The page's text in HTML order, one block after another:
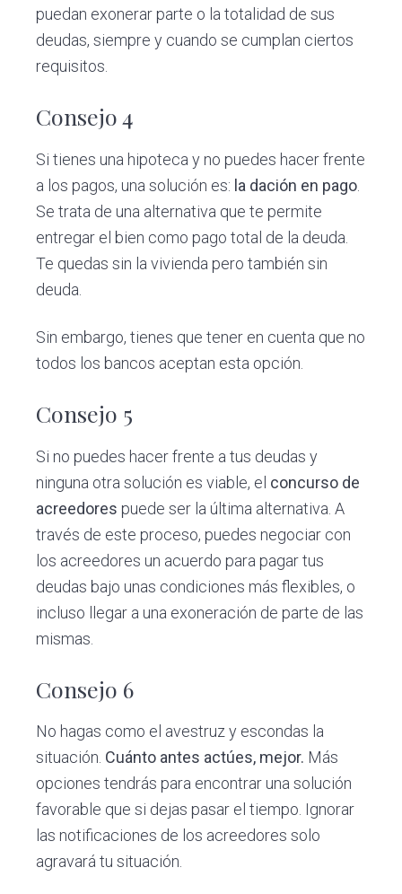
puedan exonerar parte o la totalidad de sus
deudas, siempre y cuando se cumplan ciertos
requisitos.
Consejo 4
Si tienes una hipoteca y no puedes hacer frente
a los pagos, una solución es: la dación en pago
Se trata de una alternativa que te permite
entregar el bien como pago total de la deuda.
Te quedas sin la vivienda pero también sin
deuda.
Sin embargo, tienes que tener en cuenta que no
todos los bancos aceptan esta opción.
Consejo 5
Si no puedes hacer frente a tus deudas y
ninguna otra solución es viable, el concurso de
acreedores puede ser la última alternativa. A
través de este proceso, puedes negociar con
los acreedores un acuerdo para pagar tus
deudas bajo unas condiciones más flexibles, o
incluso llegar a una exoneración de parte de las
mismas.
Consejo 6
No hagas como el avestruz y escondas la
situación. Cuánto antes actúes, mejor. Más
opciones tendrás para encontrar una solución
favorable que si dejas pasar el tiempo. Ignorar
las notificaciones de los acreedores solo
agravará tu situación.